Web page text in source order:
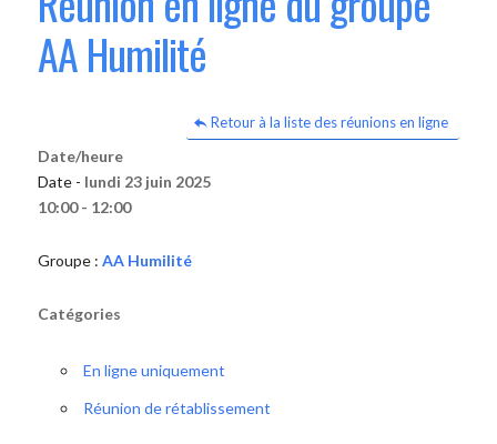
AA Humilité
Retour à la liste des réunions en ligne
Date/heure
Date - lundi 23 juin 2025
10:00 - 12:00
Groupe : AA Humilité
Catégories
En ligne uniquement
Réunion de rétablissement